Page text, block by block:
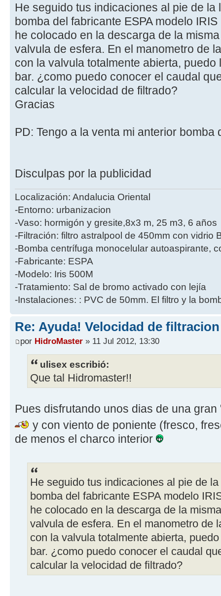
He seguido tus indicaciones al pie de la
bomba del fabricante ESPA modelo
he colocado en la descarga de la
valvula de esfera. En el manometro de
con la valvula totalmente abierta,
bar. ¿como puedo conocer el caudal
calcular la velocidad de filtrado?
Gracias
PD: Tengo a la venta mi anterior bomba
Disculpas por la publicidad
Localización: Andalucia Oriental
-Entorno: urbanizacion
-Vaso: hormigón y gresite,8x3 m, 25 m3, 6 años
-Filtración: filtro astralpool de 450mm con vidrio
-Bomba centrífuga monocelular autoaspirante,
-Fabricante: ESPA
-Modelo: Iris 500M
-Tratamiento: Sal de bromo activado con lejía
-Instalaciones: : PVC de 50mm. El filtro y la
Re: Ayuda! Velocidad de
por HidroMaster » 11 Jul 2012, 13:30
ulisex escribió:
Que tal Hidromaster!!
Pues disfrutando unos dias de una
y con viento de poniente (fresco,
de menos el charco interior
He seguido tus indicaciones al pie de
bomba del fabricante ESPA modelo
he colocado en la descarga de la
valvula de esfera. En el manometro de
con la valvula totalmente abierta,
bar. ¿como puedo conocer el caudal
calcular la velocidad de filtrado?